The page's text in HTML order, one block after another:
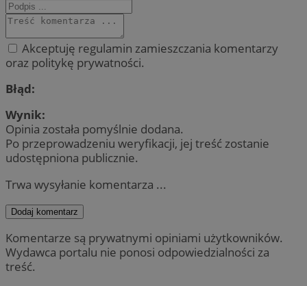
Akceptuję regulamin zamieszczania komentarzy
oraz politykę prywatności.
Błąd:
Wynik:
Opinia została pomyślnie dodana.
Po przeprowadzeniu weryfikacji, jej treść zostanie
udostępniona publicznie.
Trwa wysyłanie komentarza ...
Dodaj komentarz
Komentarze są prywatnymi opiniami użytkowników.
Wydawca portalu nie ponosi odpowiedzialności za
treść.